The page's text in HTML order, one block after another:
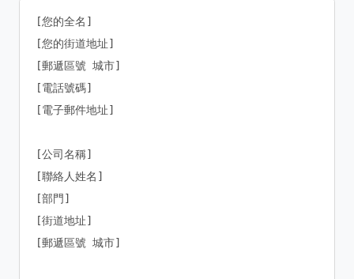
[您的全名]
[您的街道地址]
[郵遞區號 城市]
[電話號碼]
[電子郵件地址]
[公司名稱]
[聯絡人姓名]
[部門]
[街道地址]
[郵遞區號 城市]